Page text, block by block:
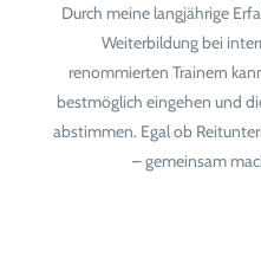
Durch meine langjährige
Weiterbildung bei
renommierten Trainern
bestmöglich eingehen und
abstimmen. Egal ob
– gemeinsam